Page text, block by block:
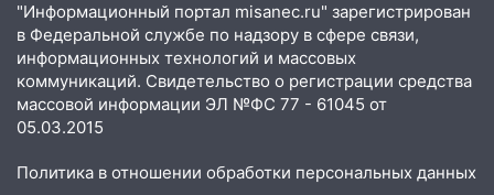
08:30 Поджог со свечой, 16 сгоревших
домов и выстрел за водку
07:50 Какая погоды будет днем 8
августа
Ульяновске останется закрытым до
"Информационный портал misanec.ru" зарегистрирован
в Федеральной службе по надзору в сфере связи,
информационных технологий и массовых
коммуникаций. Свидетельство о регистрации средства
массовой информации ЭЛ №ФС 77 - 61045 от
05.03.2015
Политика в отношении обработки персональных данных